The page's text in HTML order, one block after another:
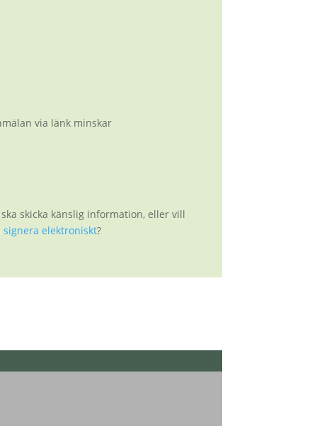
via länk minskar
skicka känslig information, eller vill
signera elektroniskt?